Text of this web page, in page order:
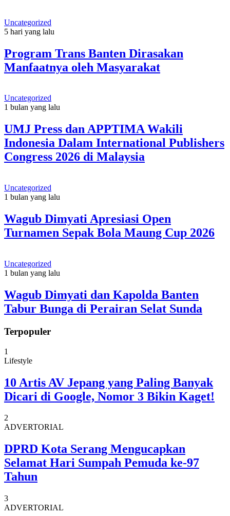
Uncategorized
5 hari yang lalu
Program Trans Banten Dirasakan
Manfaatnya oleh Masyarakat
Uncategorized
1 bulan yang lalu
UMJ Press dan APPTIMA Wakili
Indonesia Dalam International Publishers
Congress 2026 di Malaysia
Uncategorized
1 bulan yang lalu
Wagub Dimyati Apresiasi Open
Turnamen Sepak Bola Maung Cup 2026
Uncategorized
1 bulan yang lalu
Wagub Dimyati dan Kapolda Banten
Tabur Bunga di Perairan Selat Sunda
Terpopuler
1
Lifestyle
10 Artis AV Jepang yang Paling Banyak
Dicari di Google, Nomor 3 Bikin Kaget!
2
ADVERTORIAL
DPRD Kota Serang Mengucapkan
Selamat Hari Sumpah Pemuda ke-97
Tahun
3
ADVERTORIAL